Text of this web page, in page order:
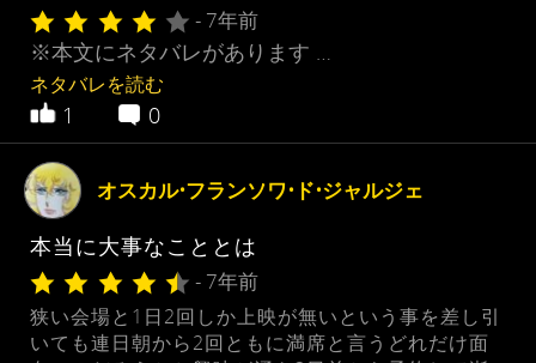
- 7年前
※本文にネタバレがあります …
ネタバレを読む
1 0
オスカル•フランソワ•ド•ジャルジェ
本当に大事なこととは
- 7年前
狭い会場と1日2回しか上映が無いという事を差し引
いても連日朝から2回ともに満席と言うどれだけ面